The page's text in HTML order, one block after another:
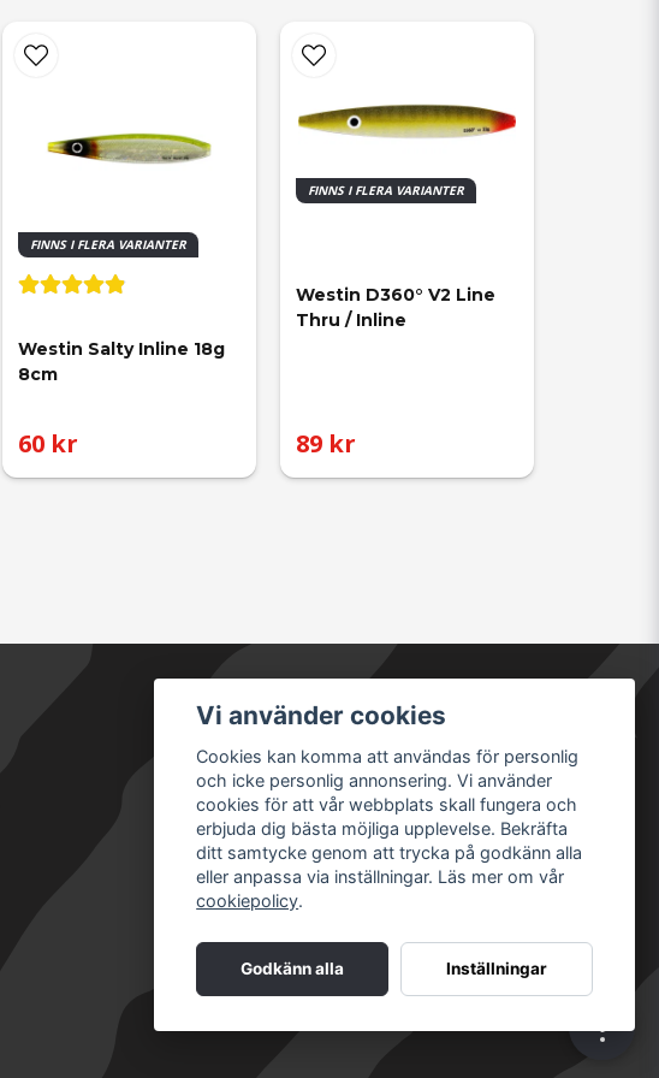
FINNS I FLERA VARIANTER
Westin Salty Inline 18g
8cm
60 kr
FINNS I FLERA VARIANTER
Westin D360° V2 Line
Thru / Inline
89 kr
Säkra betalningar
Vi använder cookies
Cookies kan komma att användas för personlig
och icke personlig annonsering. Vi använder
cookies för att vår webbplats skall fungera och
erbjuda dig bästa möjliga upplevelse. Bekräfta
ditt samtycke genom att trycka på godkänn alla
eller anpassa via inställningar. Läs mer om vår
cookiepolicy.
Godkänn alla Inställningar